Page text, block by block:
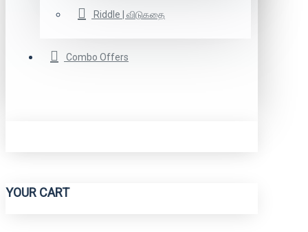
Riddle | விடுகதை
Combo Offers
YOUR CART